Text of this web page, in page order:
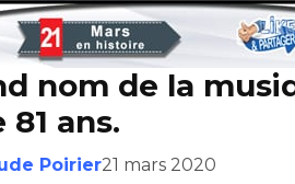
nom de la
81 ans.
Poirier21 mars 2020